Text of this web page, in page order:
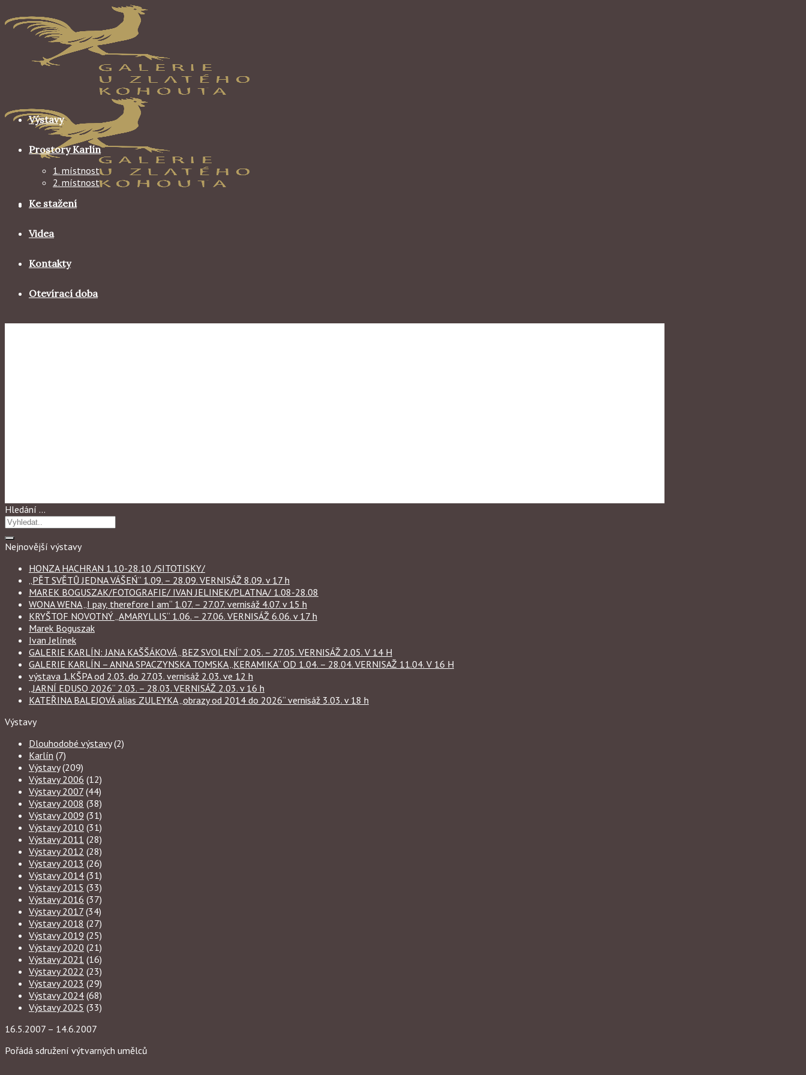
to
content
Výstavy
Prostory Karlín
1. místnost
2. místnost
Ke stažení
Videa
Kontakty
Otevírací doba
Hledání …
Nejnovější výstavy
HONZA HACHRAN 1.10-28.10 /SITOTISKY/
„PĚT SVĚTŮ JEDNA VÁŠEŃ“ 1.09. – 28.09. VERNISÁŽ 8.09. v 17 h
MAREK BOGUSZAK/FOTOGRAFIE/ IVAN JELINEK/PLATNA/ 1.08-28.08
WONA WENA „I pay, therefore I am“ 1.07. – 27.07. vernisáž 4.07. v 15 h
KRYŠTOF NOVOTNÝ „AMARYLLIS“ 1.06. – 27.06. VERNISÁŽ 6.06. v 17 h
Marek Boguszak
Ivan Jelínek
GALERIE KARLÍN: JANA KAŠŠÁKOVÁ „BEZ SVOLENÍ“ 2.05. – 27.05. VERNISÁŽ 2.05. V 14 H
GALERIE KARLÍN – ANNA SPACZYNSKA TOMSKA „KERAMIKA“ OD 1.04. – 28.04. VERNISAŽ 11.04. V 16 H
výstava 1.KŠPA od 2.03. do 27.03. vernisáž 2.03. ve 12 h
„JARNÍ EDUSO 2026“ 2.03. – 28.03. VERNISÁŽ 2.03. v 16 h
KATEŘINA BALEJOVÁ alias ZULEYKA „obrazy od 2014 do 2026“ vernisáž 3.03. v 18 h
Výstavy
Dlouhodobé výstavy(2)
Karlín (7)
Výstavy(209)
Výstavy 2006 (12)
Výstavy 2007 (44)
Výstavy 2008 (38)
Výstavy 2009 (31)
Výstavy 2010 (31)
Výstavy 2011 (28)
Výstavy 2012 (28)
Výstavy 2013 (26)
Výstavy 2014 (31)
Výstavy 2015 (33)
Výstavy 2016 (37)
Výstavy 2017 (34)
Výstavy 2018 (27)
Výstavy 2019 (25)
Výstavy 2020 (21)
Výstavy 2021 (16)
Výstavy 2022 (23)
Výstavy 2023 (29)
Výstavy 2024 (68)
Výstavy 2025 (33)
16.5.2007 – 14.6.2007
Pořádá sdružení výtvarných umělců